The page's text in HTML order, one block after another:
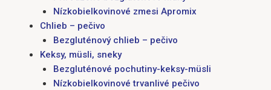
Nízkobielkovinové zmesi Apromix
Chlieb – pečivo
Bezgluténový chlieb – pečivo
Keksy, müsli, sneky
Bezgluténové pochutiny-keksy-müsli
Nízkobielkovinové trvanlivé pečivo